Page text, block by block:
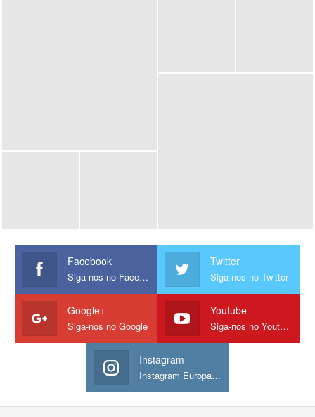
Facebook
Siga-nos no Facebook
Twitter
Siga-nos no Twitter
Google+
Siga-nos no Google
Youtube
Siga-nos no Youtube
Instagram
Instagram Europamos